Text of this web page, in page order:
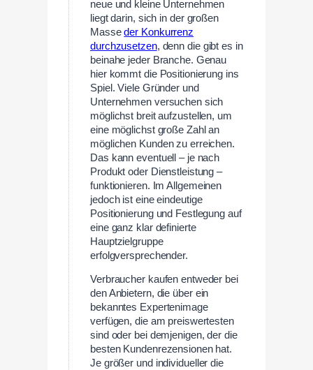
neue und kleine Unternehmen
liegt darin, sich in der großen
Masseder Konkurrenz
durchzusetzen, denn die gibt es in
beinahe jeder Branche. Genau
hier kommt die Positionierung ins
Spiel. Viele Gründer und
Unternehmen versuchen sich
möglichst breit aufzustellen, um
eine möglichst große Zahl an
möglichen Kunden zu erreichen.
Das kann eventuell – je nach
Produkt oder Dienstleistung –
funktionieren. Im Allgemeinen
jedoch ist eine eindeutige
Positionierung und Festlegung auf
eine ganz klar definierte
Hauptzielgruppe
erfolgversprechender.
Verbraucher kaufen entweder bei
den Anbietern, die über ein
bekanntes Expertenimage
verfügen, die am preiswertesten
sind oder bei demjenigen, der die
besten Kundenrezensionen hat.
Je größer und individueller die